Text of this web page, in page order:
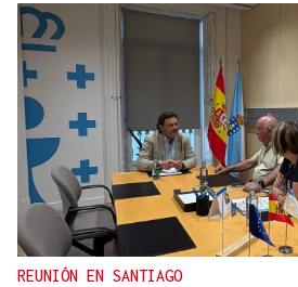
REUNIÓN EN SANTIAGO